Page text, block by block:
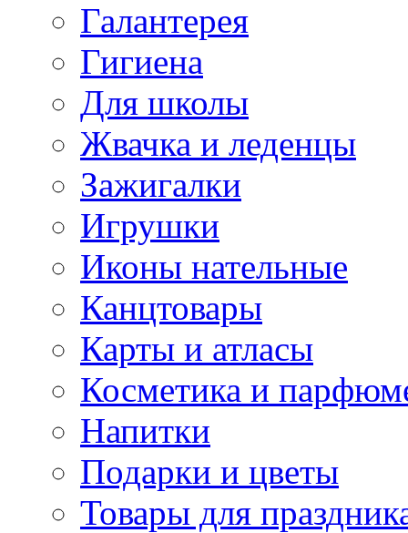
Галантерея
Гигиена
Для школы
Жвачка и леденцы
Зажигалки
Игрушки
Иконы нательные
Канцтовары
Карты и атласы
Косметика и
Напитки
Подарки и цветы
Товары для